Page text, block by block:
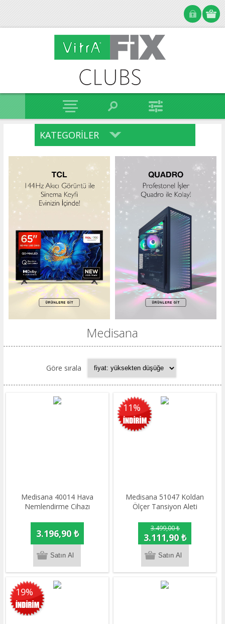
KATEGORILER
Medisana
Göre sırala
Medisana 40014 Hava
Nemlendirme Cihazı
3.196,90 ₺
11%
Medisana 51047 Koldan
Ölçer Tansiyon Aleti
3.499,00 ₺
3.111,90 ₺
19%